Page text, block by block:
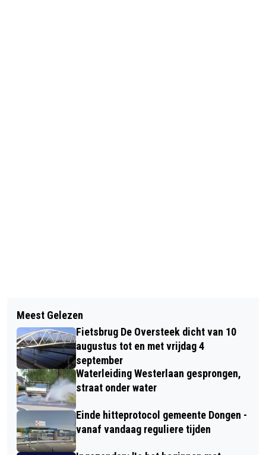
DONGEN SPEELT GELIJK BIJ UNITAS
30
SUPERMARKT DICHT NA CO-MELDING
Meest Gelezen
Fietsbrug De Oversteek dicht van 10
augustus tot en met vrijdag 4
september
Waterleiding Westerlaan gesprongen,
straat onder water
Einde hitteprotocol gemeente Dongen -
vanaf vandaag reguliere tijden